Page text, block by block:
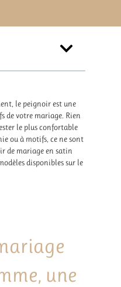
le peignoir est une
de votre mariage. Rien
le plus confortable
ou à motifs, ce ne sont
de mariage en satin
disponibles sur le
une